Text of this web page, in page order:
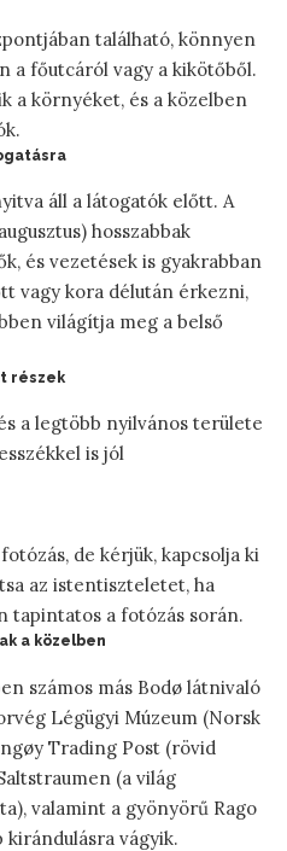
található, könnyen
a főutcáról vagy a kikötőből.
a környéket, és a közelben
áll a látogatók előtt. A
hosszabbak
és vezetések is gyakrabban
vagy kora délután érkezni,
világítja meg a belső
részek
a legtöbb nyilvános területe
is jól
de kérjük, kapcsolja ki
az istentiszteletet, ha
tapintatos a fotózás során.
a közelben
számos más Bodø látnivaló
Légügyi Múzeum (Norsk
Trading Post (rövid
(a világ
valamint a gyönyörű Rago
kirándulásra vágyik.